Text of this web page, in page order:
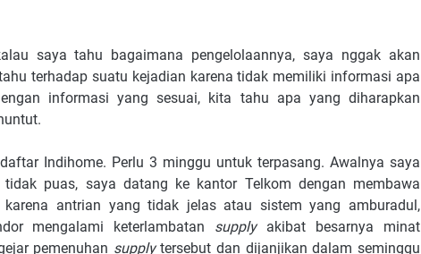
saya tahu bagaimana pengelolaannya, saya nggak akan
terhadap suatu kejadian karena tidak memiliki informasi apa
informasi yang sesuai, kita tahu apa yang diharapkan
Indihome. Perlu 3 minggu untuk terpasang. Awalnya saya
puas, saya datang ke kantor Telkom dengan membawa
karena antrian yang tidak jelas atau sistem yang amburadul,
mengalami keterlambatan supplyakibat besarnya minat
pemenuhan supplytersebut dan dijanjikan dalam seminggu